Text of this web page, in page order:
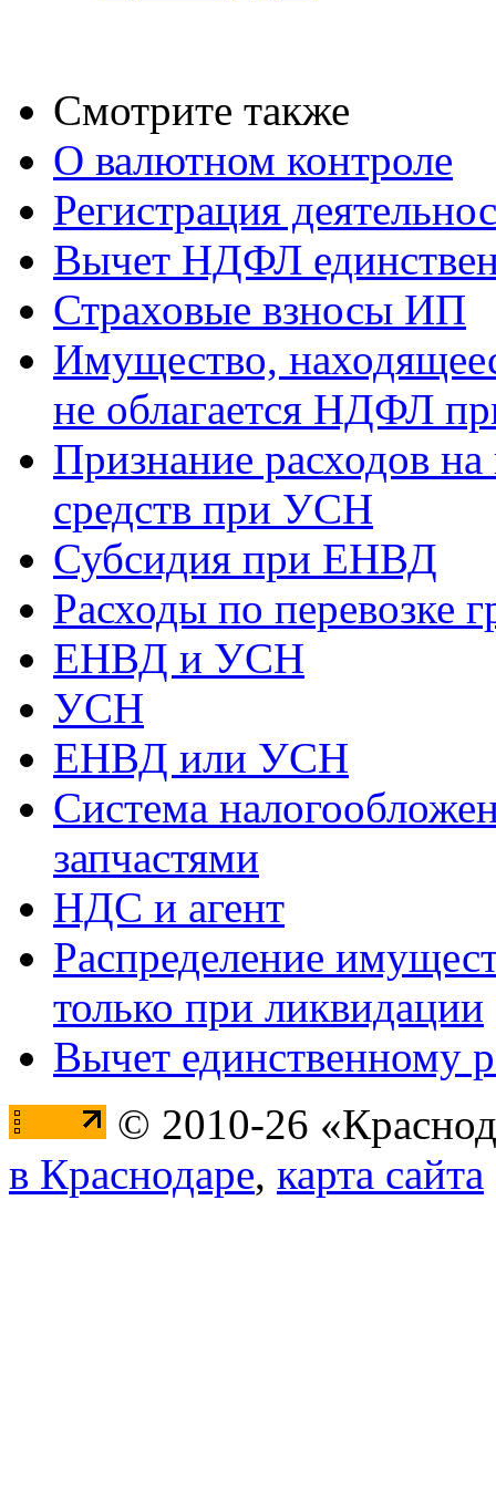
Смотрите также
О валютном контроле
Регистрация
Вычет НДФЛ
Страховые взносы ИП
Имущество,
не облагается НДФЛ
Признание расходов
средств при УСН
Субсидия при ЕНВД
Расходы по перевозке
ЕНВД и УСН
УСН
ЕНВД или УСН
Система
запчастями
НДС и агент
Распределение
только при ликвидации
Вычет единственному
© 2010-26
в Краснодаре, карта сайта